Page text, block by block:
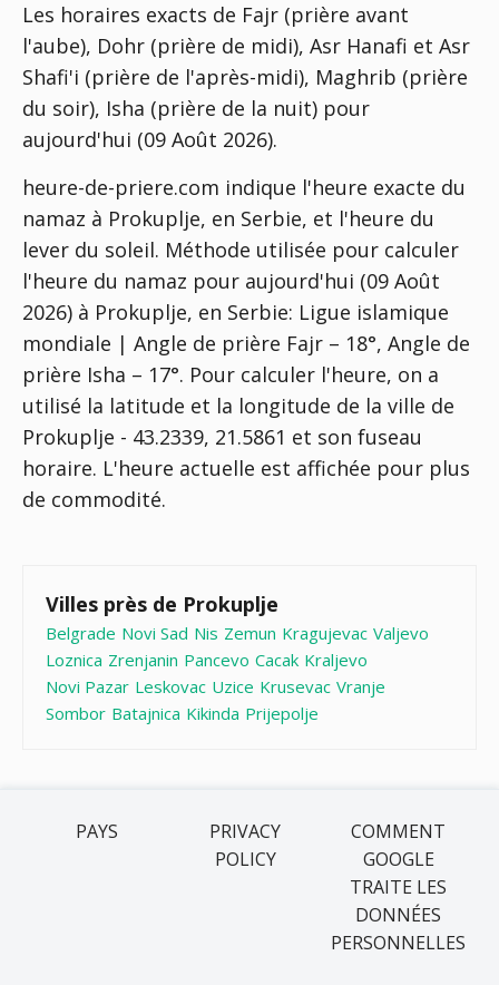
Les horaires exacts de Fajr (prière avant
l'aube), Dohr (prière de midi), Asr Hanafi et Asr
Shafi'i (prière de l'après-midi), Maghrib (prière
du soir), Isha (prière de la nuit) pour
aujourd'hui (09 Août 2026).
heure-de-priere.com indique l'heure exacte du
namaz à Prokuplje, en Serbie, et l'heure du
lever du soleil. Méthode utilisée pour calculer
l'heure du namaz pour aujourd'hui (09 Août
2026) à Prokuplje, en Serbie: Ligue islamique
mondiale | Angle de prière Fajr – 18°, Angle de
prière Isha – 17°. Pour calculer l'heure, on a
utilisé la latitude et la longitude de la ville de
Prokuplje - 43.2339, 21.5861 et son fuseau
horaire. L'heure actuelle est affichée pour plus
de commodité.
Villes près de Prokuplje
Belgrade Novi Sad Nis Zemun Kragujevac Valjevo
Loznica Zrenjanin Pancevo Cacak Kraljevo
Novi Pazar Leskovac Uzice Krusevac Vranje
Sombor Batajnica Kikinda Prijepolje
PAYS
PRIVACY
POLICY
COMMENT
GOOGLE
TRAITE LES
DONNÉES
PERSONNELLES